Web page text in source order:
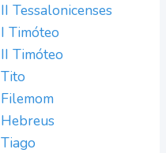
II Tessalonicenses
I Timóteo
II Timóteo
Tito
Filemom
Hebreus
Tiago